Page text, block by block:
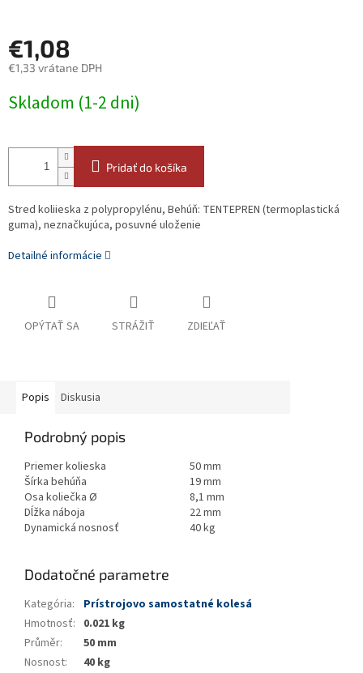
€1,08
€1,33 vrátane DPH
cena:
Skladom (1-2 dni)
Pridať do košíka
Stred koliieska z polypropylénu, Behúň: TENTEPREN (termoplastická
guma), neznačkujúca, posuvné uloženie
Detailné informácie
OPÝTAŤ SA STRÁŽIŤ ZDIEĽAŤ
Popis Diskusia
Podrobný popis
Priemer kolieska
50 mm
Šírka behúňa
19 mm
Osa koliečka Ø
8,1 mm
Dĺžka náboja
22 mm
Dynamická nosnosť
40 kg
Dodatočné parametre
Kategória:
Prístrojovo samostatné kolesá
Hmotnosť: 0.021 kg
Průměr:
50 mm
Nosnost: 40 kg